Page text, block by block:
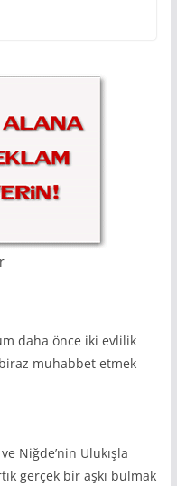
daha önce iki evlilik
muhabbet etmek
Niğde’nin Ulukışla
gerçek bir aşkı bulmak